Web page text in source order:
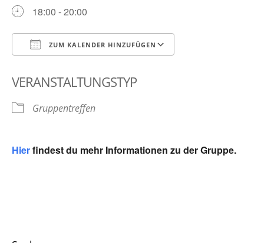
18:00 - 20:00
ZUM KALENDER HINZUFÜGEN
VERANSTALTUNGSTYP
Gruppentreffen
Hierfindest du mehr Informationen zu der Gruppe.